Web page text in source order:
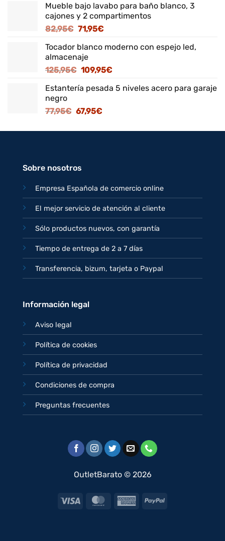
Mueble bajo lavabo para baño blanco, 3
cajones y 2 compartimentos
82,95€ El
original
era:
82,95€.
71,95€El
actual
71,95€.
Tocador blanco moderno con espejo led,
almacenaje
125,95€ El
original
125,95€.
109,95€El
actual
Estantería pesada 5 niveles acero para garaje
negro
77,95€ El
original
67,95€El
actual
Sobre nosotros
Empresa Española de comercio online
El mejor servicio de atención al cliente
Sólo productos nuevos, con garantía
Tiempo de entrega de 2 a 7 días
Transferencia, bizum, tarjeta o Paypal
Información legal
Aviso legal
Política de cookies
Política de privacidad
Condiciones de compra
Preguntas frecuentes
OutletBarato © 2026
Visa MasterCardAmericanPayPal